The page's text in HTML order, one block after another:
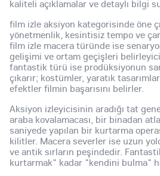
kaliteli açıklamalar ve detaylı bilgi
film izle aksiyon kategorisinde öne
yönetmenlik, kesintisiz tempo ve
film izle macera türünde ise
gelişimi ve ortam geçişleri
fantastik türü ise prodüksiyonun
çıkarır; kostümler, yaratık
efektler filmin başarısını belirler.
Aksiyon izleyicisinin aradığı tat
araba kovalamacası, bir binadan
saniyede yapılan bir kurtarma
kilitler. Macera severler ise uzun
ve antik sırların peşindedir.
kurtarmak" kadar "kendini bulma"